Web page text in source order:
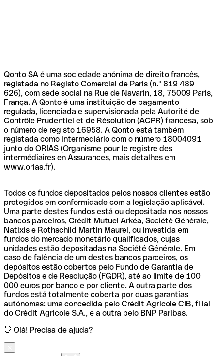
Qonto SA é uma sociedade anónima de direito francês,
registada no Registo Comercial de Paris (n.º 819 489
626), com sede social na Rue de Navarin, 18, 75009 Paris,
França. A Qonto é uma instituição de pagamento
regulada, licenciada e supervisionada pela Autorité de
Contrôle Prudentiel et de Résolution (ACPR) francesa, sob
o número de registo 16958. A Qonto está também
registada como intermediário com o número 18004091
junto do ORIAS (Organisme pour le registre des
intermédiaires en Assurances, mais detalhes em
www.orias.fr).
Todos os fundos depositados pelos nossos clientes estão
protegidos em conformidade com a legislação aplicável.
Uma parte destes fundos está ou depositada nos nossos
bancos parceiros, Crédit Mutuel Arkéa, Société Générale,
Natixis e Rothschild Martin Maurel, ou investida em
fundos do mercado monetário qualificados, cujas
unidades estão depositadas na Société Générale. Em
caso de falência de um destes bancos parceiros, os
depósitos estão cobertos pelo Fundo de Garantia de
Depósitos e de Resolução (FGDR), até ao limite de 100
000 euros por banco e por cliente. A outra parte dos
fundos está totalmente coberta por duas garantias
autónomas: uma concedida pelo Crédit Agricole CIB, filial
do Crédit Agricole S.A., e a outra pelo BNP Paribas.
👋 Olá! Precisa de ajuda?